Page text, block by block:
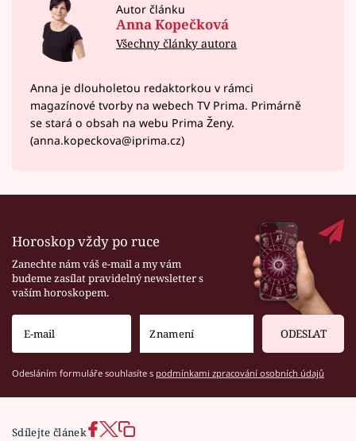
Autor článku
Anna Kopečková
Všechny články autora
Anna je dlouholetou redaktorkou v rámci
magazínové tvorby na webech TV Prima. Primárně
se stará o obsah na webu Prima Ženy.
(anna.kopeckova@iprima.cz)
Horoskop vždy po ruce
Zanechte nám váš e-mail a my vám
budeme zasílat pravidelný newsletter s
vaším horoskopem.
ODESLAT
Odesláním formuláře souhlasíte s podmínkami zpracování osobních údajů
Sdílejte článek